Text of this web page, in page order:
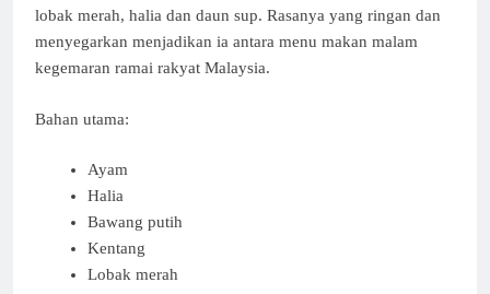
lobak merah, halia dan daun sup. Rasanya yang ringan dan
menyegarkan menjadikan ia antara menu makan malam
kegemaran ramai rakyat Malaysia.
Bahan utama:
Ayam
Halia
Bawang putih
Kentang
Lobak merah